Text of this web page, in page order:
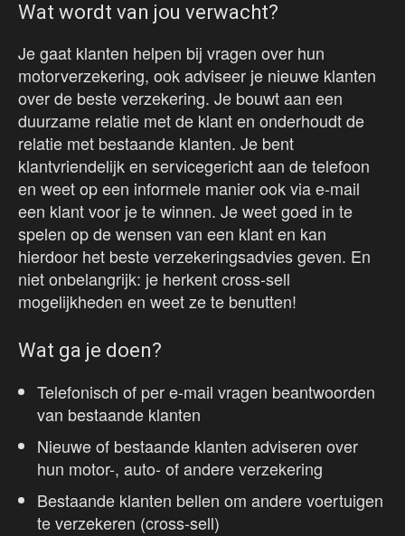
Wat wordt van jou verwacht?
Je gaat klanten helpen bij vragen over hun
motorverzekering, ook adviseer je nieuwe klanten
over de beste verzekering. Je bouwt aan een
duurzame relatie met de klant en onderhoudt de
relatie met bestaande klanten. Je bent
klantvriendelijk en servicegericht aan de telefoon
en weet op een informele manier ook via e-mail
een klant voor je te winnen. Je weet goed in te
spelen op de wensen van een klant en kan
hierdoor het beste verzekeringsadvies geven. En
niet onbelangrijk: je herkent cross-sell
mogelijkheden en weet ze te benutten!
Wat ga je doen?
Telefonisch of per e-mail vragen beantwoorden
van bestaande klanten
Nieuwe of bestaande klanten adviseren over
hun motor-, auto- of andere verzekering
Bestaande klanten bellen om andere voertuigen
te verzekeren (cross-sell)